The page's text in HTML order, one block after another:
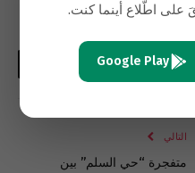
واتساب
Copy
Link
التالي
متفجرة “حي السلم” بين
على اطّلاع أينما كنت.
Google Play